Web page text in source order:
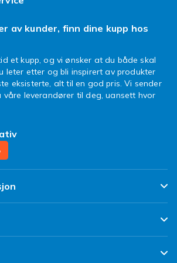
J5 Prime deksel
gi mobilen din den
ut.
du på? Dykk inn i vårt
og finn et deksel som
men også uttrykker deg.
smart!
av kunder, finn dine kupp hos
et kupp, og vi ønsker at du både skal
leter etter og bli inspirert av produkter
eksisterte, alt til en god pris. Vi sender
leverandører til deg, uansett hvor